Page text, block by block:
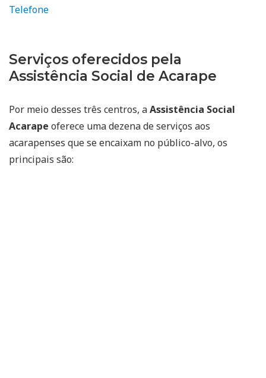
Telefone
Serviços oferecidos pela
Assistência Social de Acarape
Por meio desses três centros, aAssistência Social
Acarape oferece uma dezena de serviços aos
acarapenses que se encaixam no público-alvo, os
principais são: